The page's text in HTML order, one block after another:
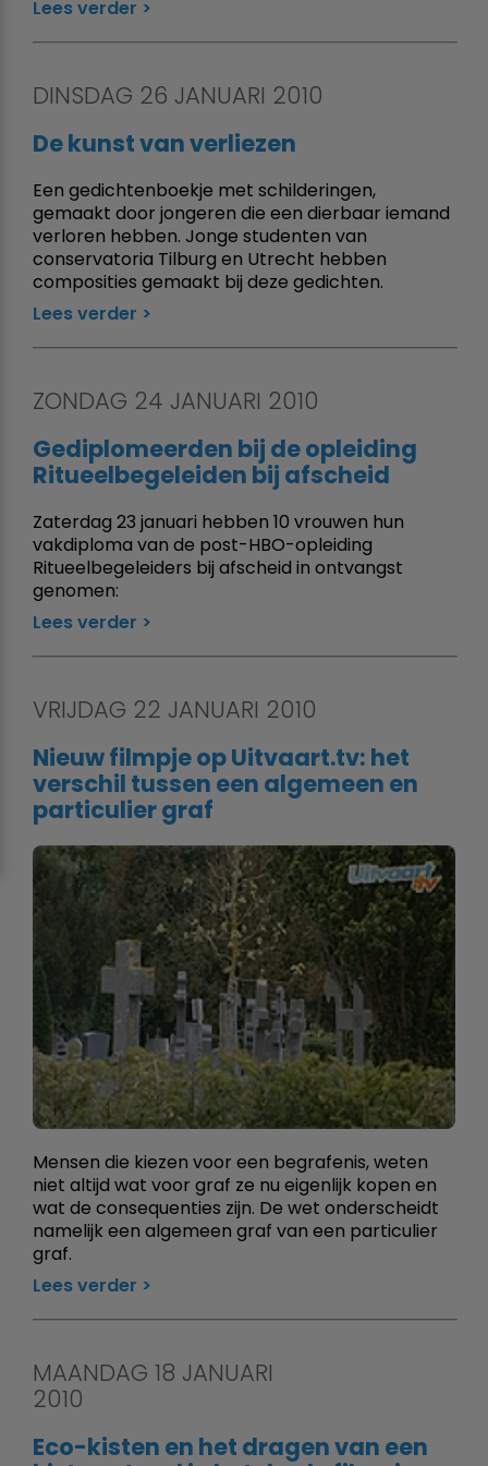
Lees verder
DINSDAG 26 JANUARI 2010
De kunst van verliezen
Een gedichtenboekje met schilderingen,
gemaakt door jongeren die een dierbaar iemand
verloren hebben. Jonge studenten van
conservatoria Tilburg en Utrecht hebben
composities gemaakt bij deze gedichten.
Lees verder
ZONDAG 24 JANUARI 2010
Gediplomeerden bij de opleiding
Ritueelbegeleiden bij afscheid
Zaterdag 23 januari hebben 10 vrouwen hun
vakdiploma van de post-HBO-opleiding
Ritueelbegeleiders bij afscheid in ontvangst
genomen:
Lees verder
VRIJDAG 22 JANUARI 2010
Nieuw filmpje op Uitvaart.tv: het
verschil tussen een algemeen en
particulier graf
Mensen die kiezen voor een begrafenis, weten
niet altijd wat voor graf ze nu eigenlijk kopen en
wat de consequenties zijn. De wet onderscheidt
namelijk een algemeen graf van een particulier
graf.
Lees verder
MAANDAG 18 JANUARI
2010
Eco-kisten en het dragen van een